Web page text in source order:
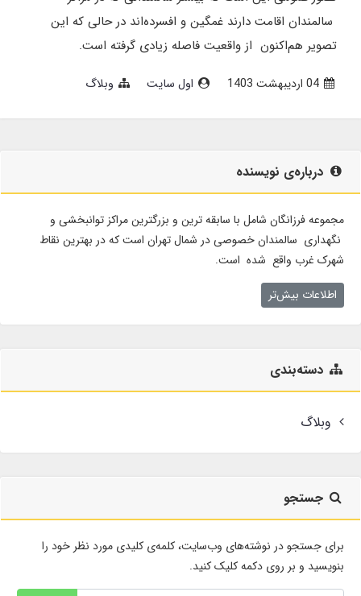
سالمندان اقامت دارند غمگین و افسرده‌اند در حالی که این
تصویر هم‌اکنون از واقعیت فاصله زیادی گرفته است.
04 ارديبهشت 1403 اول سایت وبلاگ
درباره‌ی نویسنده
مجموعه فرزانگان شامل با سابقه ترین و بزرگترین مراکز توانبخشی و
نگهداری سالمندان خصوصی در شمال تهران است که در بهترین نقاط
شهرک غرب واقع شده است.
اطلاعات بیش‌تر
دسته‌بندی
وبلاگ
جستجو
برای جستجو در نوشته‌های وب‌سایت، کلمه‌ی کلیدی مورد نظر خود را
بنویسید و بر روی دکمه کلیک کنید.